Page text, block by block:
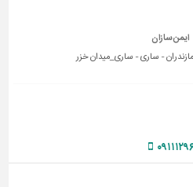
ایمن سازان
مازندران - ساری - ساری_میدان خزر